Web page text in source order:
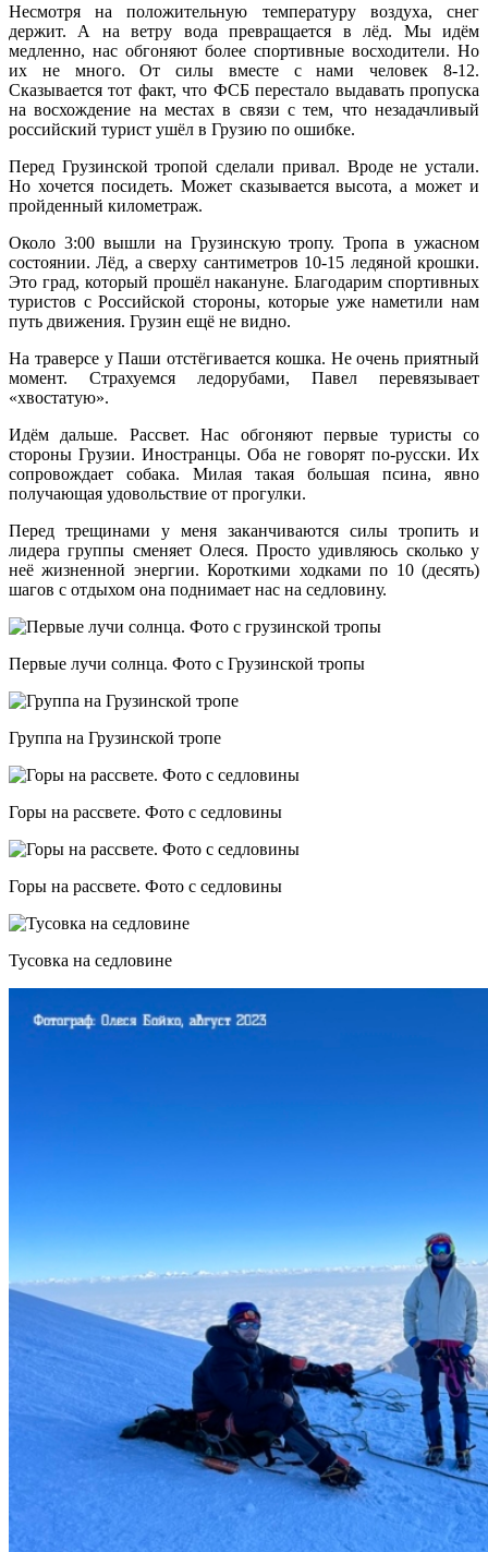
Несмотря на положительную температуру воздуха, снег
держит. А на ветру вода превращается в лёд. Мы идём
медленно, нас обгоняют более спортивные восходители. Но
их не много. От силы вместе с нами человек 8-12.
Сказывается тот факт, что ФСБ перестало выдавать пропуска
на восхождение на местах в связи с тем, что незадачливый
российский турист ушёл в Грузию по ошибке.
Перед Грузинской тропой сделали привал. Вроде не устали.
Но хочется посидеть. Может сказывается высота, а может и
пройденный километраж.
Около 3:00 вышли на Грузинскую тропу. Тропа в ужасном
состоянии. Лёд, а сверху сантиметров 10-15 ледяной крошки.
Это град, который прошёл накануне. Благодарим спортивных
туристов с Российской стороны, которые уже наметили нам
путь движения. Грузин ещё не видно.
На траверсе у Паши отстёгивается кошка. Не очень приятный
момент. Страхуемся ледорубами, Павел перевязывает
«хвостатую».
Идём дальше. Рассвет. Нас обгоняют первые туристы со
стороны Грузии. Иностранцы. Оба не говорят по-русски. Их
сопровождает собака. Милая такая большая псина, явно
получающая удовольствие от прогулки.
Перед трещинами у меня заканчиваются силы тропить и
лидера группы сменяет Олеся. Просто удивляюсь сколько у
неё жизненной энергии. Короткими ходками по 10 (десять)
шагов с отдыхом она поднимает нас на седловину.
Первые лучи солнца. Фото с Грузинской тропы
Группа на Грузинской тропе
Горы на рассвете. Фото с седловины
Горы на рассвете. Фото с седловины
Тусовка на седловине